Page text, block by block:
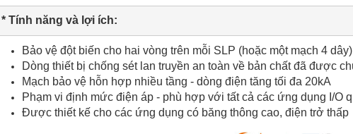
* Tính năng và lợi ích:
Bảo vệ đột biến cho hai vòng trên mỗi SLP (hoặc một mạch 4 dây)
Dòng thiết bị chống sét lan truyền an toàn về bản chất đã được
Mạch bảo vệ hỗn hợp nhiều tầng - dòng điện tăng tối đa 20kA
Phạm vi định mức điện áp - phù hợp với tất cả các ứng dụng I/O
Được thiết kế cho các ứng dụng có băng thông cao, điện trở thấp